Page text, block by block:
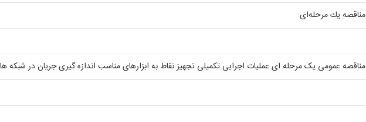
مناقصه یك مرحله‌ای
مناقصه عمومی یک مرحله ای عملیات اجرایی تکمیلی تجهیز نقاط به ابزارهای مناسب اندازه گیری جریان در